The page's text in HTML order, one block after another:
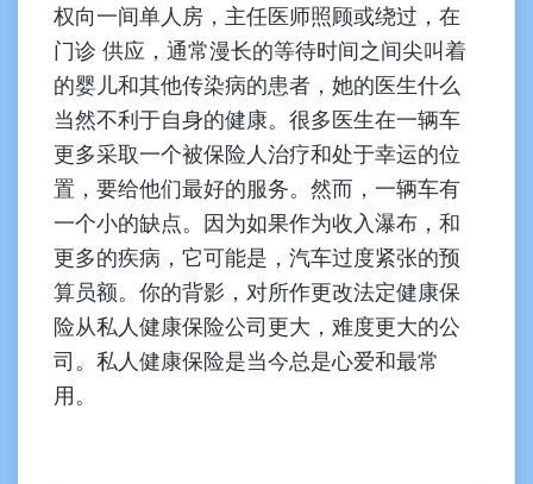
权向一间单人房，主任医师照顾或绕过，在
门诊 供应，通常漫长的等待时间之间尖叫着
的婴儿和其他传染病的患者，她的医生什么
当然不利于自身的健康。很多医生在一辆车
更多采取一个被保险人治疗和处于幸运的位
置，要给他们最好的服务。然而，一辆车有
一个小的缺点。因为如果作为收入瀑布，和
更多的疾病，它可能是，汽车过度紧张的预
算员额。你的背影，对所作更改法定健康保
险从私人健康保险公司更大，难度更大的公
司。私人健康保险是当今总是心爱和最常
用。